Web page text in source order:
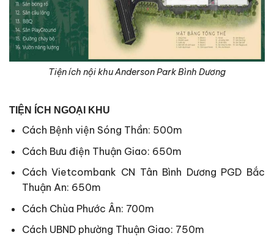
Tiện ích nội khu Anderson Park Bình Dương
TIỆN ÍCH NGOẠI KHU
Cách Bệnh viện Sóng Thần: 500m
Cách Bưu điện Thuận Giao: 650m
Cách Vietcombank CN Tân Bình Dương PGD Bắc
Thuận An: 650m
Cách Chùa Phước Ân: 700m
Cách UBND phường Thuận Giao: 750m